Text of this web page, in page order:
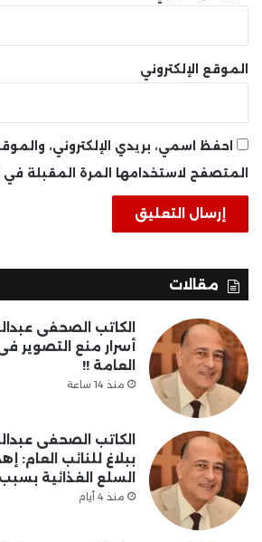
الموقع الإلكتروني
احفظ اسمي، بريدي الإلكتروني،
المتصفح لاستخدامها المرة المقبلة
مقالات
الكاتب الصحفى
أسرار منع التصوير
العامة !!
منذ 14 ساعة
الكاتب الصحفى
ببلاغ للنائب العام:
السلع الغذائية
منذ 4 أيام